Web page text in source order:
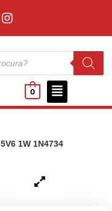
0
1W 1N4734